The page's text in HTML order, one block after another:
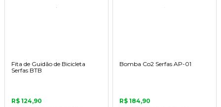
Fita de Guidão de Bicicleta
Serfas BTB
R$ 124,90
Bomba Co2 Serfas AP-01
R$ 184,90